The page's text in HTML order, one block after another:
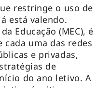
restringe o uso de
está valendo.
Educação (MEC), é
cada uma das redes
e privadas,
de
do ano letivo. A